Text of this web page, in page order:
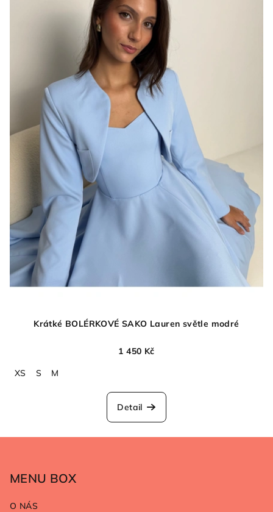
Krátké BOLÉRKOVÉ SAKO Lauren světle modré
1 450 Kč
XS
S M
Detail
MENU BOX
O NÁS